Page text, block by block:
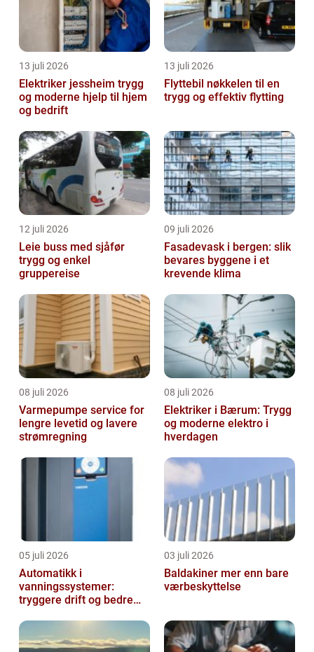
13 juli 2026
Elektriker jessheim trygg
og moderne hjelp til hjem
og bedrift
13 juli 2026
Flyttebil nøkkelen til en
trygg og effektiv flytting
12 juli 2026
Leie buss med sjåfør
trygg og enkel
gruppereise
09 juli 2026
Fasadevask i bergen: slik
bevares byggene i et
krevende klima
08 juli 2026
Varmepumpe service for
lengre levetid og lavere
strømregning
08 juli 2026
Elektriker i Bærum: Trygg
og moderne elektro i
hverdagen
05 juli 2026
Automatikk i
vanningssystemer:
tryggere drift og bedre
03 juli 2026
Baldakiner mer enn bare
værbeskyttelse